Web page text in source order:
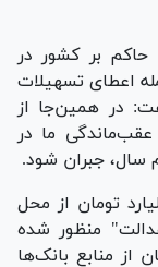
حاکم بر کشور در
اعطای تسهیلات
در همین‌جا از
ما در
جبران شود.
تومان از محل
منظور شده
تومان از منابع بانک‌ها